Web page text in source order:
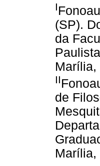
I
(SP).
da
Marília,
II
de
Marília,